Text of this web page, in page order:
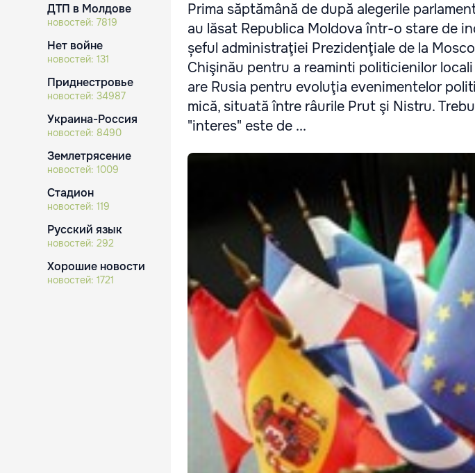
ДТП в Молдове
новостей: 7819
Нет войне
новостей: 131
Приднестровье
новостей: 34987
Украина-Россия
новостей: 8490
Землетрясение
новостей: 1009
Стадион
новостей: 119
Русский язык
новостей: 292
Хорошие новости
новостей: 1721
Prima săptămână de după alegerile
au lăsat Republica Moldova într-o stare de
șeful administraţiei Prezidenţiale de la
Chişinău pentru a reaminti politicienilor
are Rusia pentru evoluţia evenimentelor
mică, situată între râurile Prut şi Nistru.
"interes" este de ...